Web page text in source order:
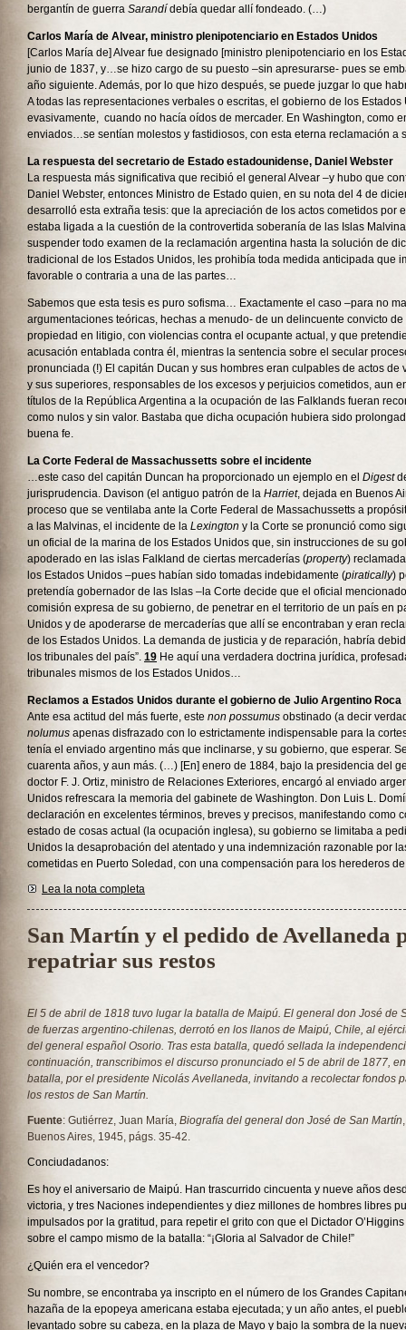
bergantín de guerra Sarandí debía quedar allí fondeado. (…)
Carlos María de Alvear, ministro plenipotenciario en Estados Unidos
[Carlos María de] Alvear fue designado [ministro plenipotenciario en los
junio de 1837, y…se hizo cargo de su puesto –sin apresurarse- pues se
año siguiente. Además, por lo que hizo después, se puede juzgar lo que
A todas las representaciones verbales o escritas, el gobierno de los
evasivamente, cuando no hacía oídos de mercader. En Washington, como
enviados…se sentían molestos y fastidiosos, con esta eterna reclamación a
La respuesta del secretario de Estado estadounidense, Daniel Webster
La respuesta más significativa que recibió el general Alvear –y hubo que
Daniel Webster, entonces Ministro de Estado quien, en su nota del 4 de
desarrolló esta extraña tesis: que la apreciación de los actos cometidos por
estaba ligada a la cuestión de la controvertida soberanía de las Islas
suspender todo examen de la reclamación argentina hasta la solución de
tradicional de los Estados Unidos, les prohibía toda medida anticipada que
favorable o contraria a una de las partes…
Sabemos que esta tesis es puro sofisma… Exactamente el caso –para no
argumentaciones teóricas, hechas a menudo- de un delincuente convicto
propiedad en litigio, con violencias contra el ocupante actual, y que
acusación entablada contra él, mientras la sentencia sobre el secular
pronunciada (!) El capitán Ducan y sus hombres eran culpables de actos de
y sus superiores, responsables de los excesos y perjuicios cometidos, aun
títulos de la República Argentina a la ocupación de las Falklands fueran
como nulos y sin valor. Bastaba que dicha ocupación hubiera sido
buena fe.
La Corte Federal de Massachussetts sobre el incidente
…este caso del capitán Duncan ha proporcionado un ejemplo en el Digest
jurisprudencia. Davison (el antiguo patrón de la Harriet, dejada en Buenos
proceso que se ventilaba ante la Corte Federal de Massachussetts a
a las Malvinas, el incidente de la Lexington y la Corte se pronunció como
un oficial de la marina de los Estados Unidos que, sin instrucciones de su
apoderado en las islas Falkland de ciertas mercaderías (property)
los Estados Unidos –pues habían sido tomadas indebidamente (piratically)
pretendía gobernador de las Islas –la Corte decide que el oficial
comisión expresa de su gobierno, de penetrar en el territorio de un país en
Unidos y de apoderarse de mercaderías que allí se encontraban y eran
de los Estados Unidos. La demanda de justicia y de reparación, habría
los tribunales del país”. 19 He aquí una verdadera doctrina jurídica,
tribunales mismos de los Estados Unidos…
Reclamos a Estados Unidos durante el gobierno de Julio Argentino Roca
Ante esa actitud del más fuerte, este non possumus obstinado (a decir
nolumus apenas disfrazado con lo estrictamente indispensable para la
tenía el enviado argentino más que inclinarse, y su gobierno, que esperar.
cuarenta años, y aun más. (…) [En] enero de 1884, bajo la presidencia del
doctor F. J. Ortiz, ministro de Relaciones Exteriores, encargó al enviado
Unidos refrescara la memoria del gabinete de Washington. Don Luis L.
declaración en excelentes términos, breves y precisos, manifestando como
estado de cosas actual (la ocupación inglesa), su gobierno se limitaba a
Unidos la desaprobación del atentado y una indemnización razonable por
cometidas en Puerto Soledad, con una compensación para los herederos
Lea la nota completa
San Martín y el pedido de Avellaneda
repatriar sus restos
El 5 de abril de 1818 tuvo lugar la batalla de Maipú. El general don José de
de fuerzas argentino-chilenas, derrotó en los llanos de Maipú, Chile, al
del general español Osorio. Tras esta batalla, quedó sellada la
continuación, transcribimos el discurso pronunciado el 5 de abril de 1877,
batalla, por el presidente Nicolás Avellaneda, invitando a recolectar fondos
los restos de San Martín.
Fuente: Gutiérrez, Juan María, Biografía del general don José de San Martín
Buenos Aires, 1945, págs. 35-42.
Conciudadanos:
Es hoy el aniversario de Maipú. Han trascurrido cincuenta y nueve años
victoria, y tres Naciones independientes y diez millones de hombres libres
impulsados por la gratitud, para repetir el grito con que el Dictador
sobre el campo mismo de la batalla: “¡Gloria al Salvador de Chile!”
¿Quién era el vencedor?
Su nombre, se encontraba ya inscripto en el número de los Grandes
hazaña de la epopeya americana estaba ejecutada; y un año antes, el
levantado sobre su cabeza, en la plaza de Mayo y bajo la sombra de la